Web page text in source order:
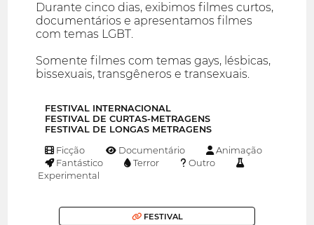
Durante cinco dias, exibimos filmes curtos,
documentários e apresentamos filmes
com temas LGBT.
Somente filmes com temas gays, lésbicas,
bissexuais, transgêneros e transexuais.
FESTIVAL INTERNACIONAL
FESTIVAL DE CURTAS-METRAGENS
FESTIVAL DE LONGAS METRAGENS
Ficção Documentário
Animação
Fantástico
Terror
Outro
Experimental
FESTIVAL